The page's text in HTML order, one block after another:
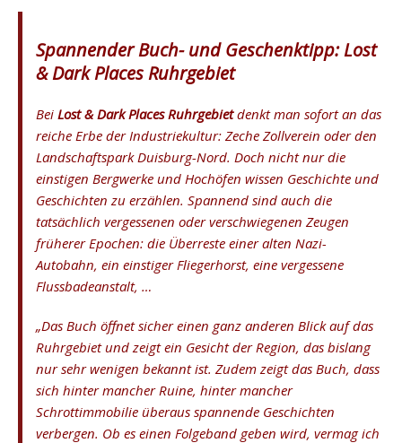
Spannender Buch- und Geschenktipp:Lost
& Dark Places Ruhrgebiet
Bei Lost & Dark Places Ruhrgebietdenkt man sofort an das
reiche Erbe der Industriekultur: Zeche Zollverein oder den
Landschaftspark Duisburg-Nord. Doch nicht nur die
einstigen Bergwerke und Hochöfen wissen Geschichte und
Geschichten zu erzählen. Spannend sind auch die
tatsächlich vergessenen oder verschwiegenen Zeugen
früherer Epochen: die Überreste einer alten Nazi-
Autobahn, ein einstiger Fliegerhorst, eine vergessene
Flussbadeanstalt, …
„Das Buch öffnet sicher einen ganz anderen Blick auf das
Ruhrgebiet und zeigt ein Gesicht der Region, das bislang
nur sehr wenigen bekannt ist. Zudem zeigt das Buch, dass
sich hinter mancher Ruine, hinter mancher
Schrottimmobilie überaus spannende Geschichten
verbergen. Ob es einen Folgeband geben wird, vermag ich